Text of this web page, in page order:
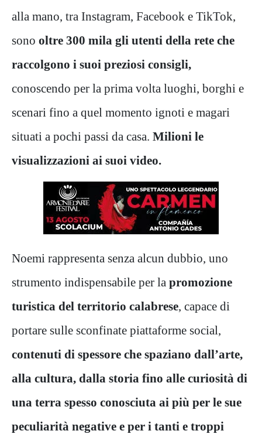
alla mano, tra Instagram, Facebook e TikTok,
sono oltre 300 mila gli utenti della rete che
raccolgono i suoi preziosi consigli,
conoscendo per la prima volta luoghi, borghi e
scenari fino a quel momento ignoti e magari
situati a pochi passi da casa. Milioni le
visualizzazioni ai suoi video.
Noemi rappresenta senza alcun dubbio, uno
strumento indispensabile per la promozione
turistica del territorio calabrese, capace di
portare sulle sconfinate piattaforme social,
contenuti di spessore che spaziano dall’arte,
alla cultura, dalla storia fino alle curiosità di
una terra spesso conosciuta ai più per le sue
peculiarità negative e per i tanti e troppi